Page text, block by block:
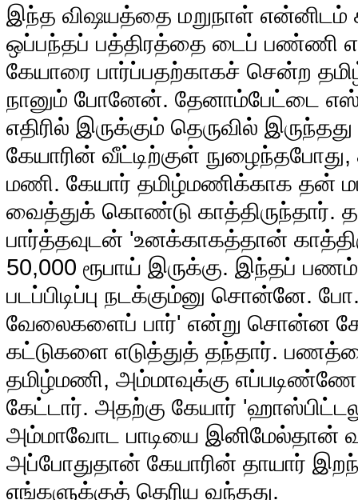
இந்த விஷயத்தை மறுநாள் என்னிடம்
ஒப்பந்தப் பத்திரத்தை டைப் பண்ணி
கேயாரை பார்ப்பதற்காகச் சென்ற
நானும் போனேன். தேனாம்பேட்டை
எதிரில் இருக்கும் தெருவில்
கேயாரின் வீட்டிற்குள்
மணி. கேயார் தமிழ்மணிக்காக தன்
வைத்துக் கொண்டு காத்திருந்தார்.
பார்த்தவுடன் 'உனக்காகத்தான்
50,000 ரூபாய் இருக்கு. இந்தப்
படப்பிடிப்பு நடக்கும்னு சொன்னே.
வேலைகளைப் பார்' என்று சொன்ன
கட்டுகளை எடுத்துத் தந்தார்.
தமிழ்மணி, அம்மாவுக்கு
கேட்டார். அதற்கு கேயார்
அம்மாவோட பாடியை இனிமேல்தான்
அப்போதுதான் கேயாரின் தாயார்
எங்களுக்குத் தெரிய வந்தது.